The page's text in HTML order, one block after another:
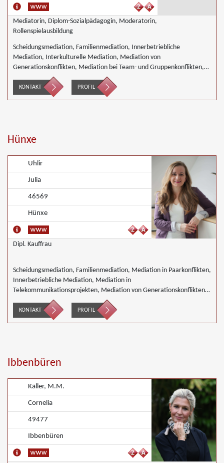
Mediatorin, Diplom-Sozialpädagogin, Moderatorin,
Rollenspielausbildung
Scheidungsmediation, Familienmediation, Innerbetriebliche
Mediation, Interkulturelle Mediation, Mediation von
Generationskonflikten, Mediation bei Team- und Gruppenkonflikten,
Nachbarschaftsmediation
KONTAKT PROFIL
Hünxe
Uhlir
Julia
46569
Hünxe
Dipl. Kauffrau
Scheidungsmediation, Familienmediation, Mediation in Paarkonflikten,
Innerbetriebliche Mediation, Mediation in
Telekommunikationsprojekten, Mediation von Generationskonflikten,
Mediation bei Gesellschafterkonflikten, Mediation bei Team- und
Gruppenkonflikten, Mediation von Unternehmensnachfolgen,
Nachbarschaftsmediation, Wirtschaftsmediation
KONTAKT PROFIL
Ibbenbüren
Käller, M.M.
Cornelia
49477
Ibbenbüren